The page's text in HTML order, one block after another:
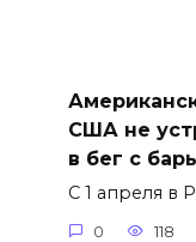
США не
в бег с
С 1 апреля в
0 118